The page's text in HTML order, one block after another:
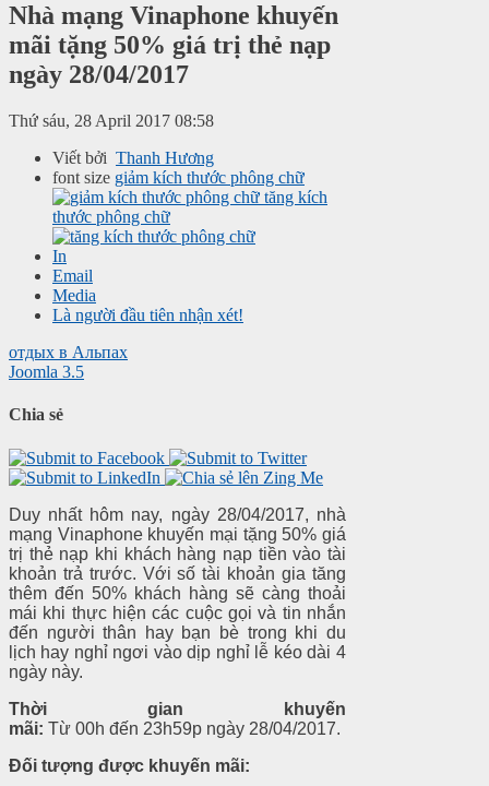
Nhà mạng Vinaphone khuyến
mãi tặng 50% giá trị thẻ nạp
ngày 28/04/2017
Thứ sáu, 28 April 2017 08:58
Viết bởi Thanh Hương
font size giảm kích thước phông chữ
tăng kích
thước phông chữ
In
Email
Media
Là người đầu tiên nhận xét!
отдых в Альпах
Joomla 3.5
Chia sẻ
Duy nhất hôm nay, ngày 28/04/2017, nhà
mạng Vinaphone khuyến mại tặng 50% giá
trị thẻ nạp khi khách hàng nạp tiền vào tài
khoản trả trước. Với số tài khoản gia tăng
thêm đến 50% khách hàng sẽ càng thoải
mái khi thực hiện các cuộc gọi và tin nhắn
đến người thân hay bạn bè trong khi du
lịch hay nghỉ ngơi vào dịp nghỉ lễ kéo dài 4
ngày này.
Thời gian khuyến
mãi: Từ 00h đến 23h59p ngày 28/04/2017.
Đối tượng được khuyến mãi: